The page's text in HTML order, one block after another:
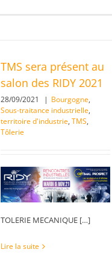
TMS sera présent au
salon des RIDY 2021
28/09/2021 | Bourgogne,
Sous-traitance industrielle,
territoire d'industrie, TMS,
Tôlerie
TOLERIE MECANIQUE […]
Lire la suite